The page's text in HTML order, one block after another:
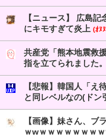
【ニュース】 広島
にキモすぎて炎上 (ｵﾇ
共産党「熊本地震救
指を立てられました
【悲報】韓国人「え
と同レベルなの(ドン
【画像】妹さん、ブ
ｗwｗｗｗｗｗｗｗ